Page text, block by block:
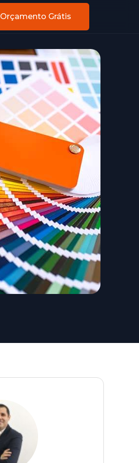
Orçamento Grátis